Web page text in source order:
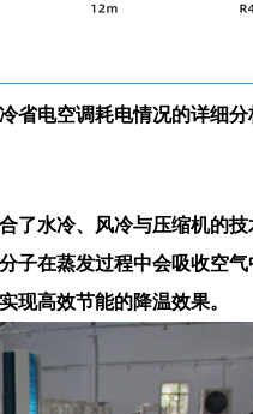
省电空调耗电情况的详细分
了水冷、风冷与压缩机的
子在蒸发过程中会吸收空
现高效节能的降温效果。